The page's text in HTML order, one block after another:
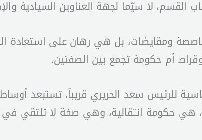
لا سيّما لجهة العناوين السيادية
ومقايضات، بل هي رهان على استعادة
أم حكومة تجمع بين الصفتين.
سعد الحريري قريباً، تستبعد أوساط
هي حكومة انتقالية، وهي صفة لا تلتقي